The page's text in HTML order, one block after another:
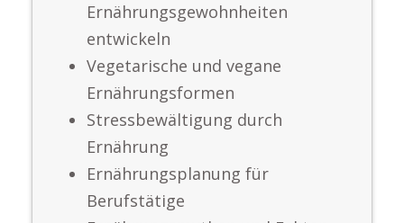
Ernährungsgewohnheiten
entwickeln
Vegetarische und vegane
Ernährungsformen
Stressbewältigung durch
Ernährung
Ernährungsplanung für
Berufstätige